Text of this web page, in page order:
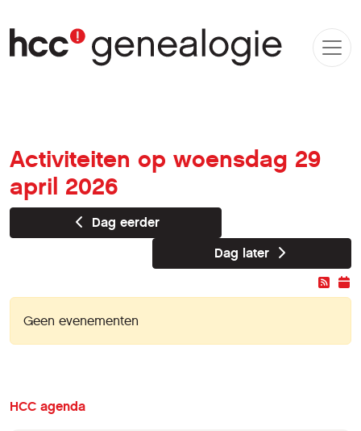
Activiteiten op woensdag 29
april 2026
Dag eerder
Dag later
Geen evenementen
HCC agenda